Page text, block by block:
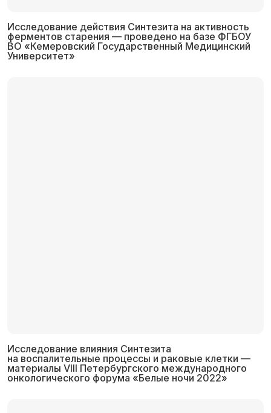
Исследование действия Синтезита на активность
ферментов старения — проведено на базе ФГБОУ
ВО «Кемеровский Государственный Медицинский
Университет»
Исследование влияния Синтезита
на воспалительные процессы и раковые клетки —
материалы VIII Петербургского международного
онкологического форума «Белые ночи 2022»